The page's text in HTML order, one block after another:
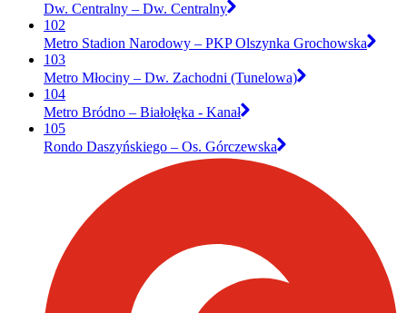
Dw. Centralny – Dw. Centralny
102
Metro Stadion Narodowy – PKP Olszynka Grochowska
103
Metro Młociny – Dw. Zachodni (Tunelowa)
104
Metro Bródno – Białołęka - Kanał
105
Rondo Daszyńskiego – Os. Górczewska